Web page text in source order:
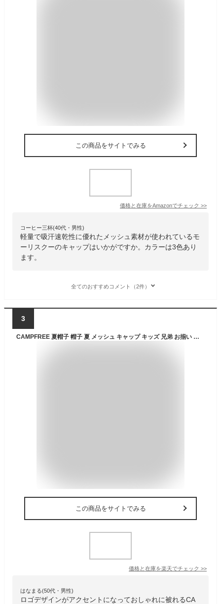
この商品をサイトでみる
価格と在庫をAmazonでチェック >>
コーヒー三杯(40代・男性)
軽量で吸汗速乾性に優れたメッシュ素材が使われているモ
ーリスクーのキャップはいかがですか。カラーは3色あり
ます。
全てのおすすめコメント（2件）
3
CAMPFREE 夏帽子 帽子 夏 メッシュ キャップ キッズ 兄弟 お揃い ペアルック ジュニア メンズ 子供 男の子 夏キャップ ロゴ 涼しい 男子 女子 女の子 親子 レディース サマーキャップ オールシーズン 小学生 中学生 外遊び 日よけ 子ども 登校 下校 白 メール便 送料無料
この商品をサイトでみる
価格と在庫を楽天でチェック >>
はなまる(50代・男性)
ロゴデザインがアクセントになっておしゃれに被れるCA